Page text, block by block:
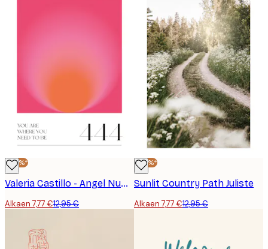
-40%*
Valeria Castillo - Angel Number 444 Glow Juliste
Alkaen 7,77 €12,95 €
-40%*
Sunlit Country Path Juliste
Alkaen 7,77 €12,95 €